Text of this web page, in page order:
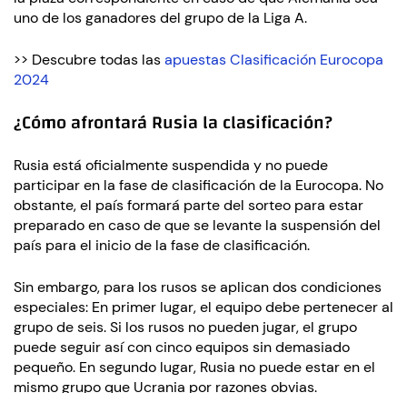
uno de los ganadores del grupo de la Liga A.
>> Descubre todas lasapuestas Clasificación Eurocopa
2024
¿Cómo afrontará Rusia la clasificación?
Rusia está oficialmente suspendida y no puede
participar en la fase de clasificación de la Eurocopa. No
obstante, el país formará parte del sorteo para estar
preparado en caso de que se levante la suspensión del
país para el inicio de la fase de clasificación.
Sin embargo, para los rusos se aplican dos condiciones
especiales: En primer lugar, el equipo debe pertenecer al
grupo de seis. Si los rusos no pueden jugar, el grupo
puede seguir así con cinco equipos sin demasiado
pequeño. En segundo lugar, Rusia no puede estar en el
mismo grupo que Ucrania por razones obvias.